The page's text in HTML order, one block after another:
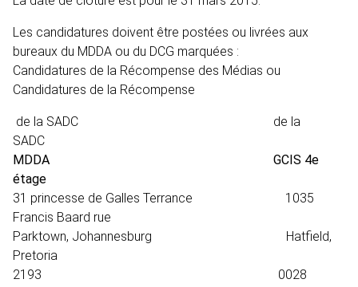
Les candidatures doivent être postées ou livrées aux
bureaux du MDDA ou du DCG marquées :
Candidatures de la Récompense des Médias ou
Candidatures de la Récompense
de la SADC de la
SADC
MDDA GCIS 4e
étage
31 princesse de Galles Terrance 1035
Francis Baard rue
Parktown, Johannesburg Hatfield,
Pretoria
2193 0028